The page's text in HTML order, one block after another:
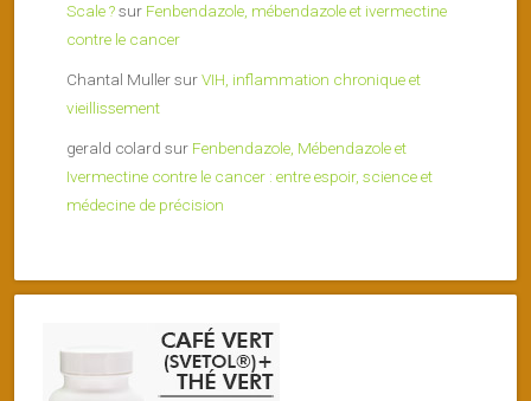
Scale ?sur Fenbendazole, mébendazole et ivermectine
contre le cancer
Chantal MullersurVIH, inflammation chronique et
vieillissement
gerald colard sur Fenbendazole, Mébendazole et
Ivermectine contre le cancer : entre espoir, science et
médecine de précision